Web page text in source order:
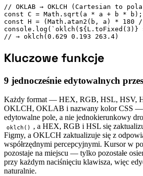
// OKLAB → OKLCH (Cartesian to
const C = Math.sqrt(a * a + b * b);
const H = (Math.atan2(b, a) * 180 /
// → oklch(0.629 0.193 263.4)
Kluczowe funkcje
9 jednocześnie edytowalnych
Każdy format — HEX, RGB, HSL, HSV,
OKLCH, OKLAB i nazwany kolor CSS —
edytowalne pole, a nie jednokierunkowy
oklch()
, a HEX, RGB i HSL się
Figmy, a OKLCH zaktualizuje się z
współrzędnymi percepcyjnymi. Kursor w
pozostaje na miejscu — tylko pozostałe
przy każdym naciśnięciu klawisza, więc
naturalnie.